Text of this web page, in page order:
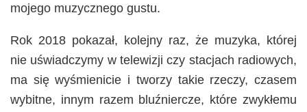
mojego muzycznego gustu.
Rok 2018 pokazał, kolejny raz, że muzyka, której
nie uświadczymy w telewizji czy stacjach radiowych,
ma się wyśmienicie i tworzy takie rzeczy, czasem
wybitne, innym razem bluźniercze, które zwykłemu